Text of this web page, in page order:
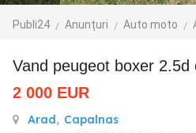
Publi24 Anunțuri Auto moto
vand peugeot boxer
2 000 EUR
Arad, Capalnas